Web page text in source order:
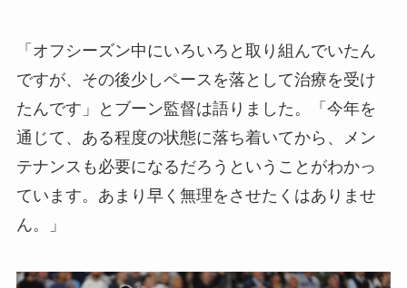
「オフシーズン中にいろいろと取り組んでいたん
ですが、その後少しペースを落として治療を受け
たんです」とブーン監督は語りました。「今年を
通じて、ある程度の状態に落ち着いてから、メン
テナンスも必要になるだろうということがわかっ
ています。あまり早く無理をさせたくはありませ
ん。」